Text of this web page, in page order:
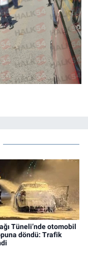
Tüneli’nde otomobil
döndü: Trafik